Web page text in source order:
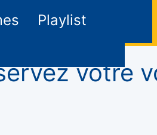
Playlist
votre